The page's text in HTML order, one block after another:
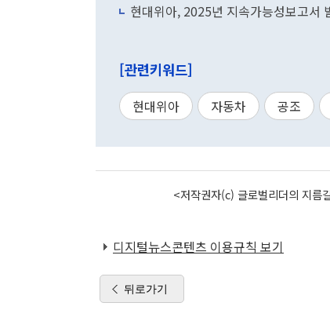
현대위아, 2025년 지속가능성보고서
[관련키워드]
현대위아 자동차 공조
<저작권자(c) 글로벌리더의 지
디지털뉴스콘텐츠 이용규칙 보기
뒤로가기